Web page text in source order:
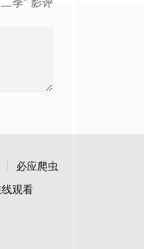
必应爬虫
观看